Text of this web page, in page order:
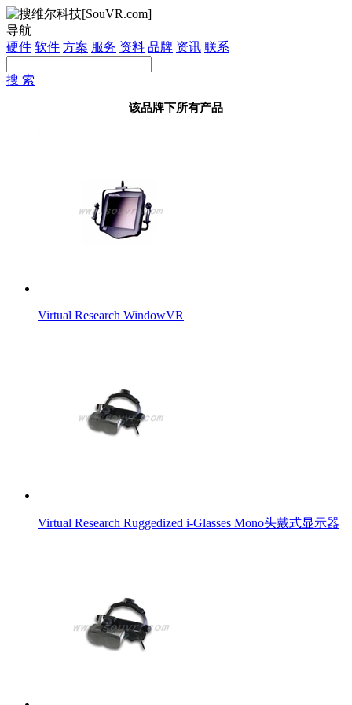
导航
硬件 软件 方案 服务 资料 品牌 资讯 联系
搜 索
该品牌下所有产品
Virtual Research WindowVR
Virtual Research Ruggedized i-Glasses Mono头戴式显示器